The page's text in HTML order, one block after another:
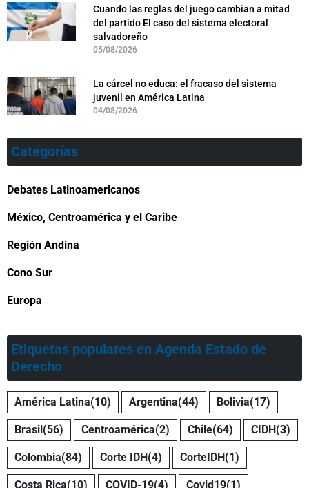
Cuando las reglas del juego cambian a mitad
del partido El caso del sistema electoral
salvadoreño
05/08/2026
La cárcel no educa: el fracaso del sistema
juvenil en América Latina
04/08/2026
Categorías
Debates Latinoamericanos
México, Centroamérica y el Caribe
Región Andina
Cono Sur
Europa
Etiquetas populares en Agenda Estado de
Derecho
América Latina(10) Argentina(44) Bolivia(17)
Brasil (56) Centroamérica(2) Chile(64) CIDH (3)
Colombia(84) Corte IDH (4) CorteIDH (1)
Costa Rica(10) COVID-19(4) Covid19(1)